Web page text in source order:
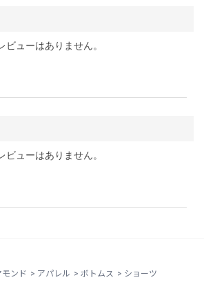
ビューはありません。
ビューはありません。
ンド > アパレル > ボトムス > ショーツ